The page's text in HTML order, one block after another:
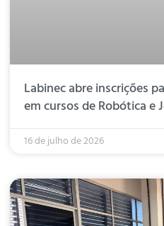
Labinec abre inscrições
em cursos de Robótica e
16 de julho de 2026